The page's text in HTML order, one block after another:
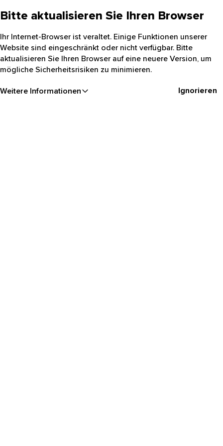
Bitte aktualisieren Sie Ihren Browser
Ihr Internet-Browser ist veraltet. Einige Funktionen unserer
Website sind eingeschränkt oder nicht verfügbar. Bitte
aktualisieren Sie Ihren Browser auf eine neuere Version, um
mögliche Sicherheitsrisiken zu minimieren.
Weitere Informationen Ignorieren